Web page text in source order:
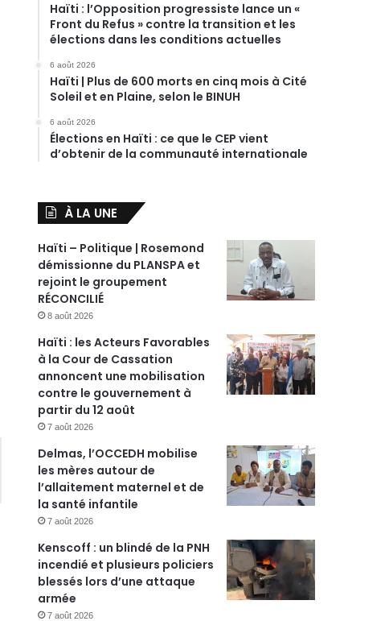
Haïti : l’Opposition progressiste lance un «
Front du Refus » contre la transition et les
élections dans les conditions actuelles
6 août 2026
Haïti | Plus de 600 morts en cinq mois à Cité
Soleil et en Plaine, selon le BINUH
6 août 2026
Élections en Haïti : ce que le CEP vient
d’obtenir de la communauté internationale
À LA UNE
Haïti – Politique | Rosemond
démissionne du PLANSPA et
rejoint le groupement
RÉCONCILIÉ
8 août 2026
Haïti : les Acteurs Favorables
à la Cour de Cassation
annoncent une mobilisation
contre le gouvernement à
partir du 12 août
7 août 2026
Delmas, l’OCCEDH mobilise
les mères autour de
l’allaitement maternel et de
la santé infantile
7 août 2026
Kenscoff : un blindé de la PNH
incendié et plusieurs policiers
blessés lors d’une attaque
armée
7 août 2026